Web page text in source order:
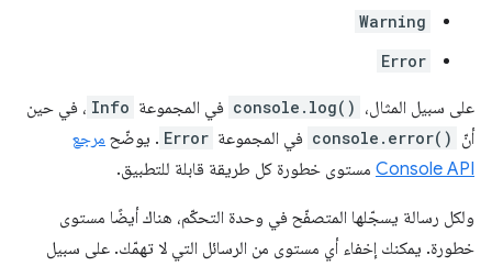
Warning
Error
على سبيل المثال، console.log() في المجموعة Info ، في حين
أنّ console.error() في المجموعة Error . يوضّح مرجع
Console API مستوى خطورة كل طريقة قابلة للتطبيق.
ولكل رسالة يسجّلها المتصفّح في وحدة التحكّم، هناك أيضًا مستوى
خطورة. يمكنك إخفاء أي مستوى من الرسائل التي لا تهمّك. على سبيل